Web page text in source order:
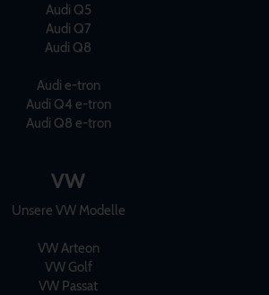
Audi Q5
Audi Q7
Audi Q8
Audi e-tron
Audi Q4 e-tron
Audi Q8 e-tron
VW
Unsere VW Modelle
VW Arteon
VW Golf
VW Passat